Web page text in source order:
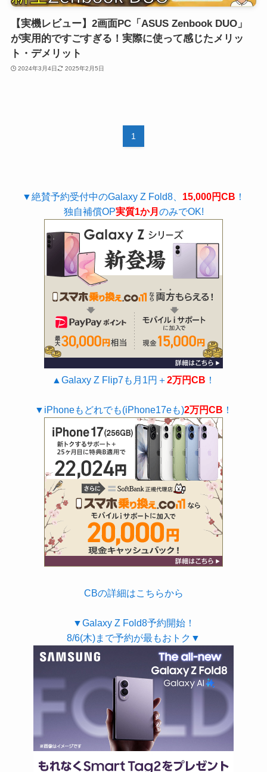
【実機レビュー】2画面PC「ASUS Zenbook DUO」
が実用的ですごすぎる！実際に使って感じたメリッ
ト・デメリット
2024年3月4日 2025年2月5日
1
▼絶賛予約受付中のGalaxy Z Fold8、 15,000円CB ！
独自補償OP実質1か月 のみでOK!
▲Galaxy Z Flip7も月1円＋2万円CB ！
▼iPhoneもどれでも(iPhone17eも)2万円CB ！
CBの詳細はこちらから
▼Galaxy Z Fold8予約開始！
8/6(木)まで予約が最もおトク▼